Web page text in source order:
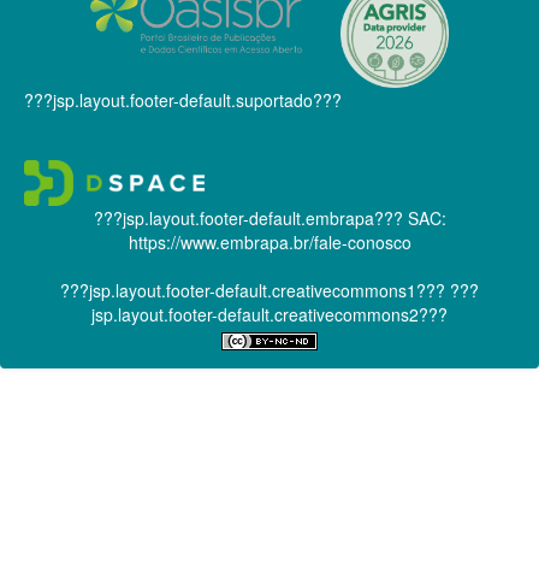
???jsp.layout.footer-default.suportado???
???jsp.layout.footer-default.embrapa??? SAC:
https://www.embrapa.br/fale-conosco
???jsp.layout.footer-default.creativecommons1??? ???
jsp.layout.footer-default.creativecommons2???